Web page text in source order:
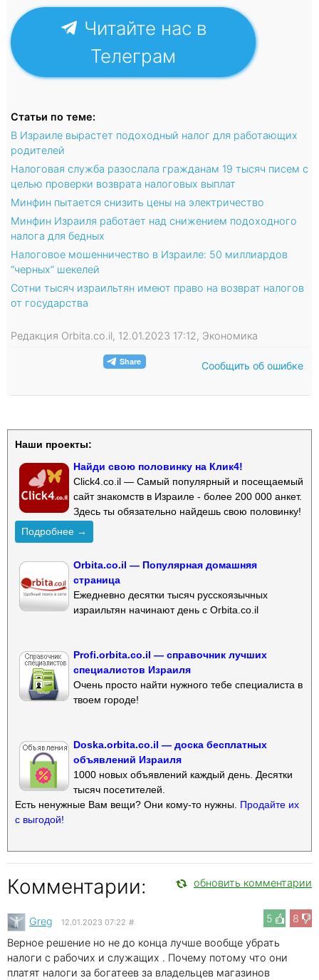
Читайте нас в
Телеграм
Статьи по теме:
В Израиле вырастет подоходный налог для работающих
родителей
Налоговая служба разослала гражданам 19 тысяч писем с
целью проверки возврата налоговых выплат
Минфин пытается снизить цены на электричество
Минфин Израиля работает над снижением подоходного
налога для бедных
Налоговое мошенничество в Израиле: 50 миллиардов
“черных” шекелей
Сотни тысяч израильтян имеют право на возврат налогов
от государства
Редакция Orbita.co.il, 12.01.2023 17:12, Экономика
Сообщить об ошибке
Наши проекты:
Найди свою половинку на Клик4!
Click4.co.il — Самый популярный и посещаемый
сайт знакомств в Израиле - более 200 000 анкет.
Здесь ты обязательно найдешь свою половинку!
Подробнее →
Orbita.co.il — Популярная домашняя
страница
Ежедневно десятки тысяч русскоязычных
израильтян начинают день с Orbita.co.il
Profi.orbita.co.il — справочник лучших
специалистов Израиля
Очень просто найти нужного тебе специалиста в
твоем городе!
Doska.orbita.co.il — доска бесплатных
объявлений Израиля
1000 новых объявлений каждый день. Десятки
тысяч посетителей.
Есть ненужные Вам вещи? Они кому-то нужны. Продайте их
с выгодой!
Комментарии: обновить комментарии
5 8
Greg 12.01.2023 07:22 #
Верное решение но не до конца лучше вообще убрать
налоги с рабочих и служащих . Почему потому что они
платят налоги за богатеев за владельцев магазинов